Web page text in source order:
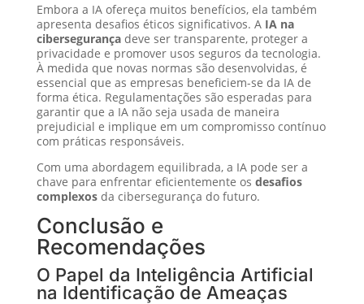
Embora a IA ofereça muitos benefícios, ela também
apresenta desafios éticos significativos. A IA na
cibersegurançadeve ser transparente, proteger a
privacidade e promover usos seguros da tecnologia.
À medida que novas normas são desenvolvidas, é
essencial que as empresas beneficiem-se da IA de
forma ética. Regulamentações são esperadas para
garantir que a IA não seja usada de maneira
prejudicial e implique em um compromisso contínuo
com práticas responsáveis.
Com uma abordagem equilibrada, a IA pode ser a
chave para enfrentar eficientemente os desafios
complexosda cibersegurança do futuro.
Conclusão e
Recomendações
O Papel da Inteligência Artificial
na Identificação de Ameaças